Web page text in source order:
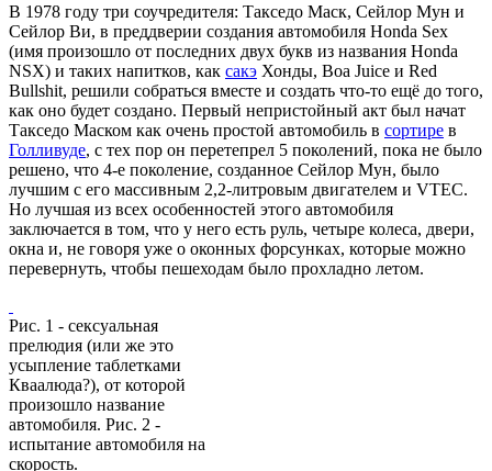
В 1978 году три соучредителя: Такседо Маск, Сейлор Мун и
Сейлор Ви, в преддверии создания автомобиля Honda Sex
(имя произошло от последних двух букв из названия Honda
NSX) и таких напитков, как сакэ Хонды, Boa Juice и Red
Bullshit, решили собраться вместе и создать что-то ещё до того,
как оно будет создано. Первый непристойный акт был начат
Такседо Маском как очень простой автомобиль в сортире в
Голливуде, с тех пор он перетепрел 5 поколений, пока не было
решено, что 4-е поколение, созданное Сейлор Мун, было
лучшим с его массивным 2,2-литровым двигателем и VTEC.
Но лучшая из всех особенностей этого автомобиля
заключается в том, что у него есть руль, четыре колеса, двери,
окна и, не говоря уже о оконных форсунках, которые можно
перевернуть, чтобы пешеходам было прохладно летом.
Рис. 1 - сексуальная
прелюдия (или же это
усыпление таблетками
Кваалюда?), от которой
произошло название
автомобиля. Рис. 2 -
испытание автомобиля на
скорость.